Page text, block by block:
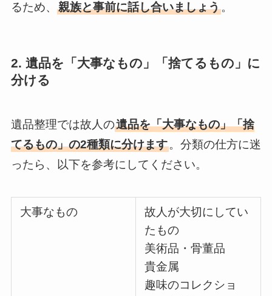
るため、 親族と事前に話し合いましょう。
2. 遺品を「大事なもの」「捨てるもの」に
分ける
遺品整理では故人の遺品を「大事なもの」「捨
てるもの」の2種類に分けます。分類の仕方に迷
ったら、以下を参考にしてください。
大事なもの
故人が大切にしてい
たもの
美術品・骨董品
貴金属
趣味のコレクショ